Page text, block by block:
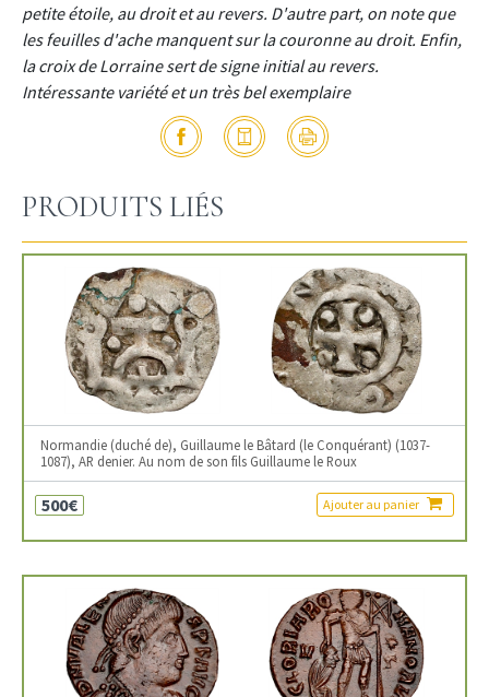
petite étoile, au droit et au revers. D'autre part, on note que
les feuilles d'ache manquent sur la couronne au droit. Enfin,
la croix de Lorraine sert de signe initial au revers.
Intéressante variété et un très bel exemplaire
PRODUITS LIÉS
Normandie (duché de), Guillaume le Bâtard (le Conquérant) (1037-
1087), AR denier. Au nom de son fils Guillaume le Roux
500€ Ajouter au panier